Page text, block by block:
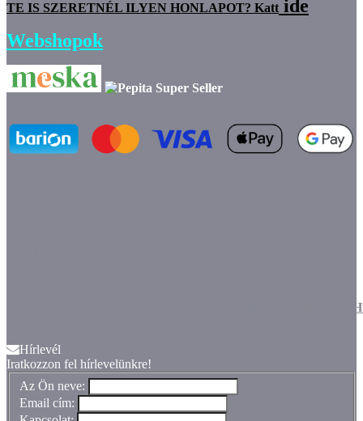
TE IS SZERETNÉL ILYEN HONLAPOT? Katt ide
Webshopok
>src="https://lh3.googleusercontent.com/d/
Hírlevél
Iratkozzon fel hírlevelünkre!
Az Ön neve:
Email cím: